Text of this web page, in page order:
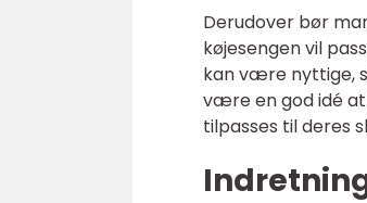
Derudover bør
køjesengen vil
kan være nyttige,
være en god idé
tilpasses til deres